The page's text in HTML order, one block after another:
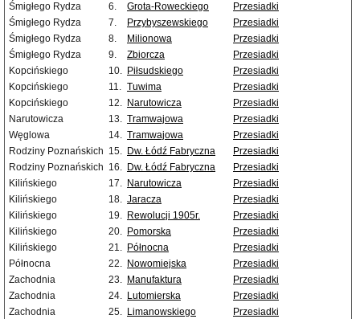
Śmigłego Rydza
6. Grota-Roweckiego
Przesiadki
Śmigłego Rydza
7. Przybyszewskiego
Przesiadki
Śmigłego Rydza
8. Milionowa
Przesiadki
Śmigłego Rydza
9. Zbiorcza
Przesiadki
Kopcińskiego
10. Piłsudskiego
Przesiadki
Kopcińskiego
11. Tuwima
Przesiadki
Kopcińskiego
12. Narutowicza
Przesiadki
Narutowicza
13. Tramwajowa
Przesiadki
Węglowa
14. Tramwajowa
Przesiadki
Rodziny Poznańskich 15. Dw. Łódź Fabryczna
Przesiadki
Rodziny Poznańskich 16. Dw. Łódź Fabryczna
Przesiadki
Kilińskiego
17. Narutowicza
Przesiadki
Kilińskiego
18. Jaracza
Przesiadki
Kilińskiego
19. Rewolucji 1905r.
Przesiadki
Kilińskiego
20. Pomorska
Przesiadki
Kilińskiego
21. Północna
Przesiadki
Północna
22. Nowomiejska
Przesiadki
Zachodnia
23. Manufaktura
Przesiadki
Zachodnia
24. Lutomierska
Przesiadki
Zachodnia
25. Limanowskiego
Przesiadki